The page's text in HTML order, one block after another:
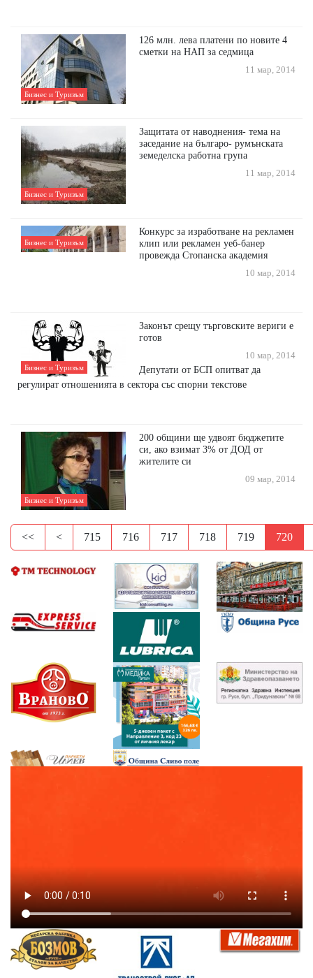
Бизнес и Туризъм
126 млн. лева платени по новите 4
сметки на НАП за седмица
11 мар, 2014
Бизнес и Туризъм
Защитата от наводнения- тема на
заседание на българо- румънската
земеделска работна група
11 мар, 2014
Бизнес и Туризъм
Конкурс за изработване на рекламен
клип или рекламен уеб-банер
провежда Стопанска академия
10 мар, 2014
Бизнес и Туризъм
Законът срещу търговските вериги е
готов
10 мар, 2014
Депутати от БСП опитват да
регулират отношенията в сектора със спорни текстове
Бизнес и Туризъм
200 общини ще удвоят бюджетите
си, ако взимат 3% от ДОД от
жителите си
09 мар, 2014
<< < 715 716 717 718 719 720